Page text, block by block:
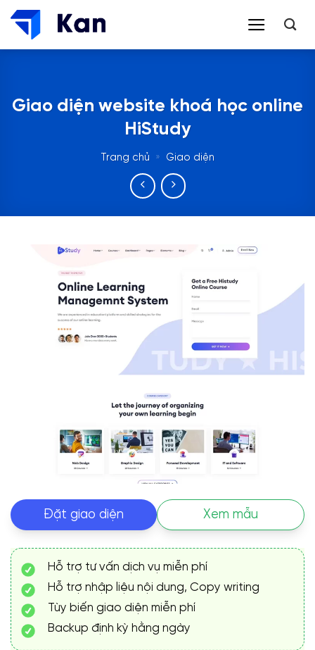
Bỏ
qua
nội
Giao diện website khoá học online
HiStudy
Trang chủ » Giao diện
Đặt giao diện Xem mẫu
Hỗ trợ tư vấn dịch vụ miễn phí
Hỗ trợ nhập liệu nội dung, Copy writing
Tùy biến giao diện miễn phí
Backup định kỳ hằng ngày